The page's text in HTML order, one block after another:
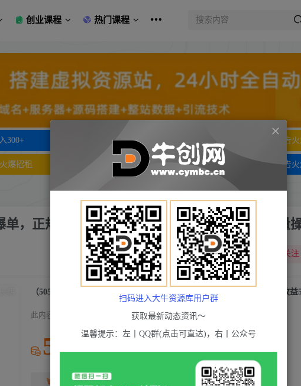
创业课程 热门课程
300+ 文字广告火爆招租 文字广告
爆招租 文字广告火爆招租 文字广告
单，正规合法长期稳定 单账号月收益5000+可批量
关注
此内容为付费资源，请付费后查看
5 积分
黄金会员 2
扫码进入大牛资源库用户群
获取最新动态资讯～
温馨提示：左丨QQ群(点击可直达)，右丨公众号